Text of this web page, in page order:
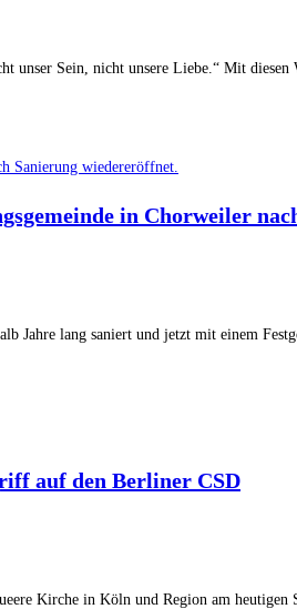
unser Sein, nicht unsere Liebe.“ Mit diesen
Sanierung wiedereröffnet.
in Chorweiler
Jahre lang saniert und jetzt mit einem
auf den Berliner CSD
Kirche in Köln und Region am heutigen